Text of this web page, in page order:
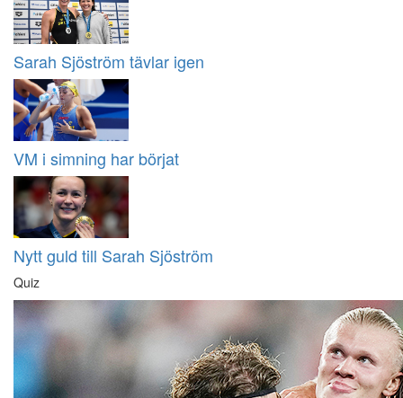
Sarah Sjöström tävlar igen
VM i simning har börjat
Nytt guld till Sarah Sjöström
Quiz